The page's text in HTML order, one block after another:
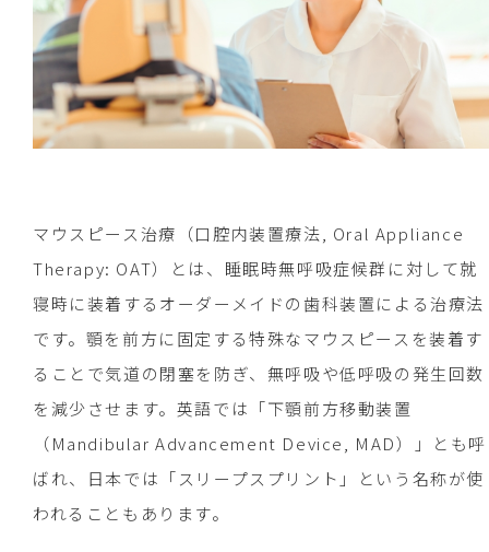
マウスピース治療（口腔内装置療法, Oral Appliance
Therapy: OAT）とは、睡眠時無呼吸症候群に対して就
寝時に装着するオーダーメイドの歯科装置による治療法
です。顎を前方に固定する特殊なマウスピースを装着す
ることで気道の閉塞を防ぎ、無呼吸や低呼吸の発生回数
を減少させます。英語では「下顎前方移動装置
（Mandibular Advancement Device, MAD）」とも呼
ばれ、日本では「スリープスプリント」という名称が使
われることもあります。